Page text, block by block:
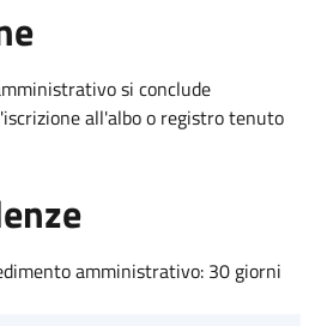
si conclude
all'albo o registro tenuto
amministrativo: 30 giorni